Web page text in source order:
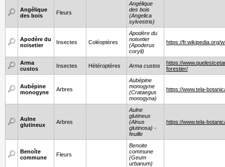
Angélique
des bois
Fleurs
Angélique
des bois
(Angelica
sylvestris)
Apodère du
noisetier
Insectes Coléoptères
Apodère du
noisetier
(Apoderus
coryli)
https://fr.wikipedia.org/
Arma
custos
Insectes Hétéroptères Arma custos
https://
forestier/
Aubépine
monogyne
Arbres
Aubépine
monogyne
(Crataegus
monogyna)
https://www.tela-
Aulne
glutineux
Arbres
Aulne
glutineux
(Alnus
glutinosa) -
feuille
https://www.tela-
Benoîte
commune
Fleurs
Benoite
commune
(Geum
urbanum)